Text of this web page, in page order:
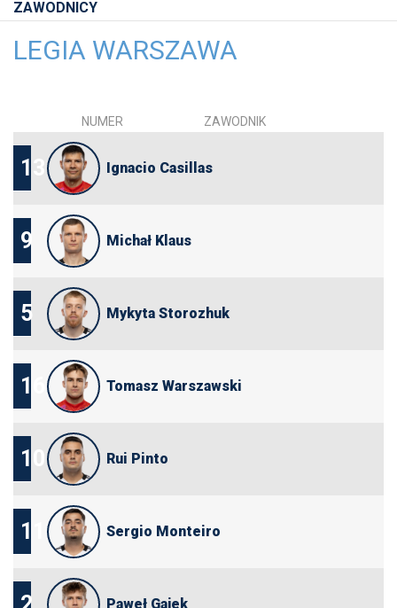
ZAWODNICY
LEGIA WARSZAWA
NUMER ZAWODNIK
13 Ignacio Casillas
9 Michał Klaus
5 Mykyta Storozhuk
16 Tomasz Warszawski
10 Rui Pinto
11 Sergio Monteiro
Paweł Gajek